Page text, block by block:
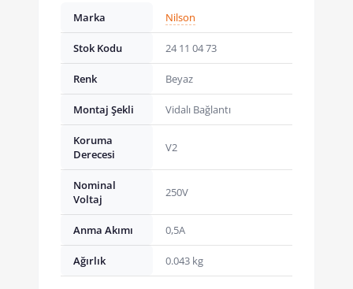
Marka Nilson
Stok Kodu 24 11 04 73
Renk Beyaz
Montaj Şekli Vidalı Bağlantı
Koruma
Derecesi
V2
Nominal
Voltaj
250V
Anma Akımı 0,5A
Ağırlık 0.043 kg